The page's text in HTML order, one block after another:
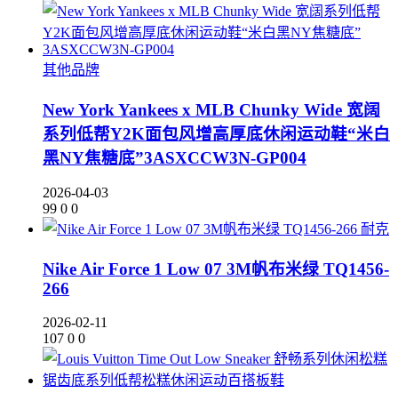
其他品牌
New York Yankees x MLB Chunky Wide 宽阔
系列低帮Y2K面包风增高厚底休闲运动鞋“米白
黑NY焦糖底”3ASXCCW3N-GP004
2026-04-03
99 0 0
耐克
Nike Air Force 1 Low 07 3M帆布米绿 TQ1456-
266
2026-02-11
107 0 0